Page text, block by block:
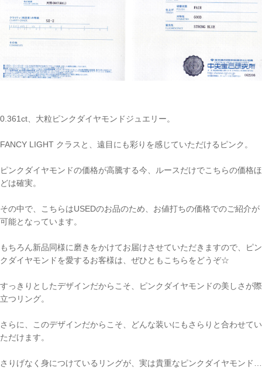
0.361ct、大粒ピンクダイヤモンドジュエリー。
FANCY LIGHT クラスと、遠目にも彩りを感じていただけるピンク。
ピンクダイヤモンドの価格が高騰する今、ルースだけでこちらの価格ほ
どは確実。
その中で、こちらはUSEDのお品のため、お値打ちの価格でのご紹介が
可能となっています。
もちろん新品同様に磨きをかけてお届けさせていただきますので、ピン
クダイヤモンドを愛するお客様は、ぜひともこちらをどうぞ☆
すっきりとしたデザインだからこそ、ピンクダイヤモンドの美しさが際
立つリング。
さらに、このデザインだからこそ、どんな装いにもさらりと合わせてい
ただけます。
さりげなく身につけているリングが、実は貴重なピンクダイヤモンド…